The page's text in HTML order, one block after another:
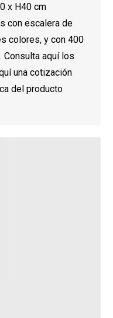
x H40 cm
con escalera de
colores, y con 400
aquí los
una cotización
del producto